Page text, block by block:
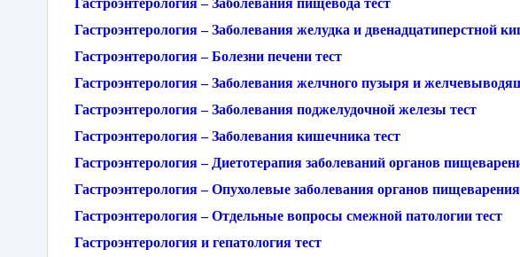
Гастроэнтерология – Заболевания пищевода тест
Гастроэнтерология – Заболевания желудка и двенадцатиперстной
Гастроэнтерология – Болезни печени тест
Гастроэнтерология – Заболевания желчного пузыря и
Гастроэнтерология – Заболевания поджелудочной железы тест
Гастроэнтерология – Заболевания кишечника тест
Гастроэнтерология – Диетотерапия заболеваний органов
Гастроэнтерология – Опухолевые заболевания органов пищеварения
Гастроэнтерология – Отдельные вопросы смежной патологии тест
Гастроэнтерология и гепатология тест